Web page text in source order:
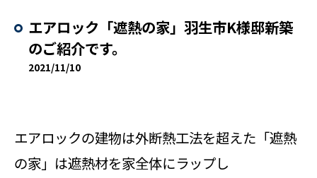
エアロック「遮熱の家」羽生市K様邸新築
のご紹介です。
2021/11/10
エアロックの建物は外断熱工法を超えた「遮熱
の家」は遮熱材を家全体にラップし